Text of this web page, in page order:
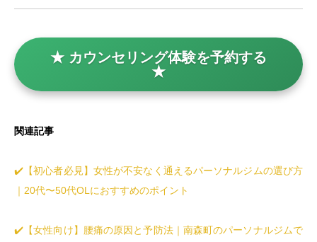
★ カウンセリング体験を予約する
★
関連記事
✔️【初心者必見】女性が不安なく通えるパーソナルジムの選び方
｜20代〜50代OLにおすすめのポイント
✔️【女性向け】腰痛の原因と予防法｜南森町のパーソナルジムで